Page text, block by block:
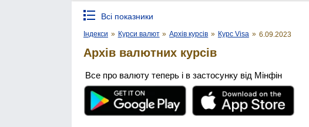
Всі показники
Індекси » Курси валют » Архів курсів » Курс Visa » 6.09.2023
Архів валютних курсів
Все про валюту теперь і в застосунку від Мінфін